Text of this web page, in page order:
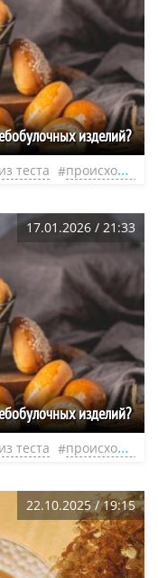
изделий?
теста происхождение слов
17.01.2026 / 21:33
изделий?
теста происхождение слов
22.10.2025 / 19:15